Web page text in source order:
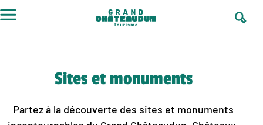
au
Sites et monuments
Partez à la découverte des sites et monuments